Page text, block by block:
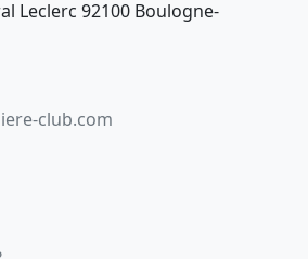
Leclerc 92100 Boulogne-
club.com